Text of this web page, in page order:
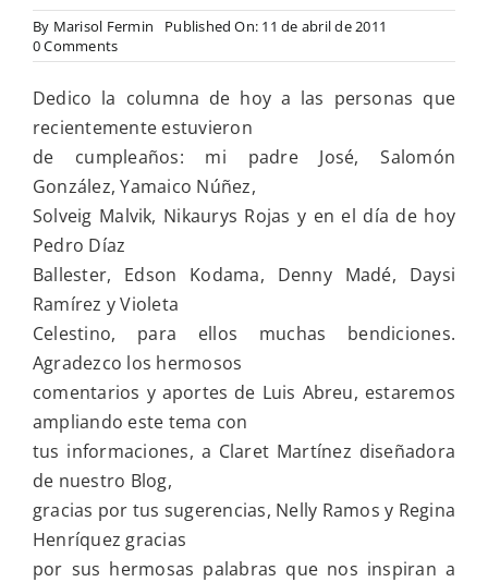
By Marisol Fermin
Published On: 11 de abril de 2011
0 Commentson
Desarrollo
las
destrezas
niños
especiales
3
a
años
Dedico la columna de hoy a las personas que
recientemente estuvieron
de cumpleaños: mi padre José, Salomón
González, Yamaico Núñez,
Solveig Malvik, Nikaurys Rojas y en el día de hoy
Pedro Díaz
Ballester, Edson Kodama, Denny Madé, Daysi
Ramírez y Violeta
Celestino, para ellos muchas bendiciones.
Agradezco los hermosos
comentarios y aportes de Luis Abreu, estaremos
ampliando este tema con
tus informaciones, a Claret Martínez diseñadora
de nuestro Blog,
gracias por tus sugerencias, Nelly Ramos y Regina
Henríquez gracias
por sus hermosas palabras que nos inspiran a